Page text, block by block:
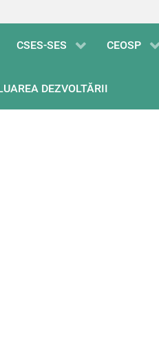
CSES-SES CEOSP
DEZVOLTĂRII